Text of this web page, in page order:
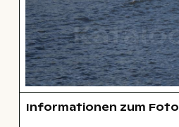
Informationen zum Foto